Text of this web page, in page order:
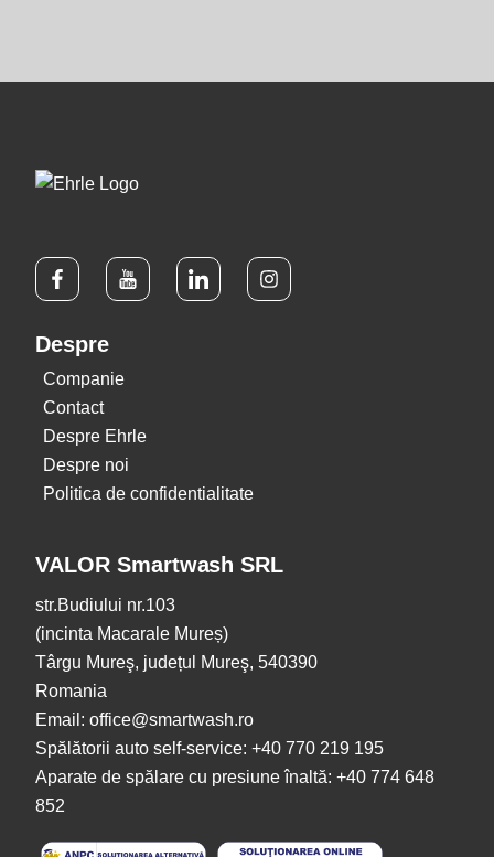
Despre
Companie
Contact
Despre Ehrle
Despre noi
Politica de confidentialitate
VALOR Smartwash SRL
str.Budiului nr.103
(incinta Macarale Mureș)
Târgu Mureş, județul Mureş, 540390
Romania
Email: office@smartwash.ro
Spălătorii auto self-service: +40 770 219 195
Aparate de spălare cu presiune înaltă: +40 774 648
852